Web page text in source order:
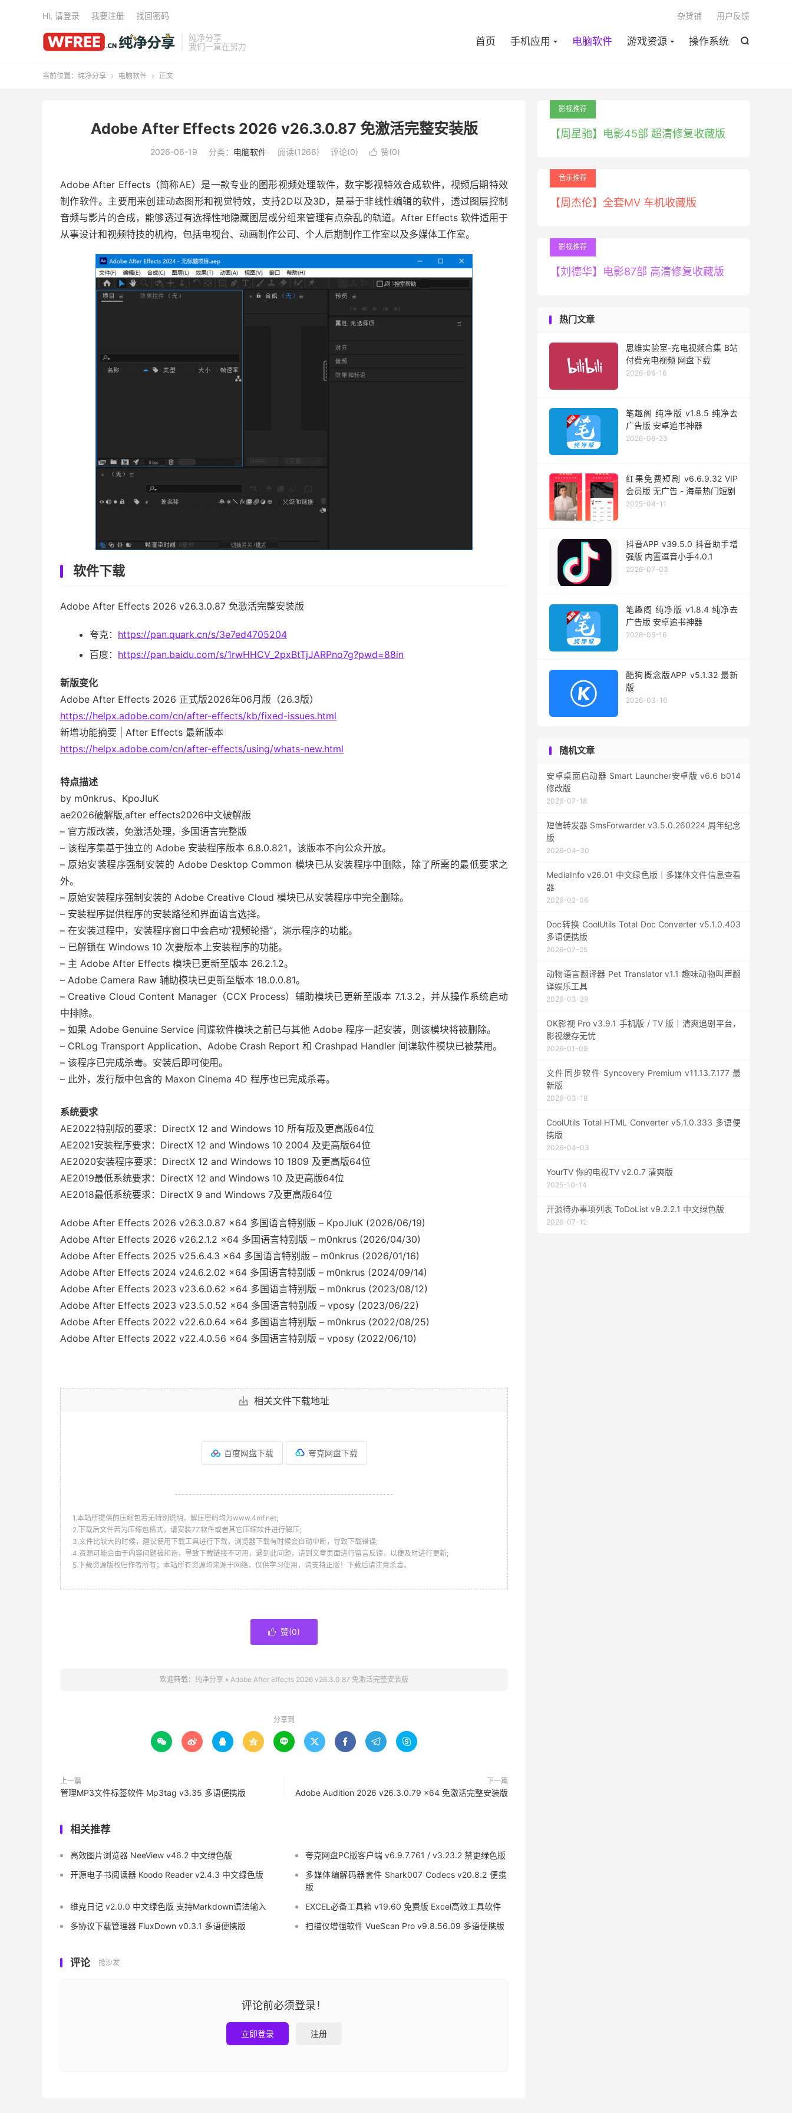
纯净分享
我们一直在努力

首页 手机应用 电脑软件 游戏资源 操作系统
杂货铺 用户反馈
Hi, 请登录 我要注册 找回密码
当前位置： 纯净分享  电脑软件  正文
Adobe After Effects 2026 v26.3.0.87 免激活完整安装版
2026-06-19 分类： 电脑软件 阅读(1266) 评论(0)  赞(0)
Adobe After Effects（简称AE）是一款专业的图形视频处理软件，数字影视特效合成软件，视频后期特效
制作软件。主要用来创建动态图形和视觉特效，支持2D以及3D，是基于非线性编辑的软件，透过图层控制
音频与影片的合成，能够透过有选择性地隐藏图层或分组来管理有点杂乱的轨道。After Effects 软件适用于
从事设计和视频特技的机构，包括电视台、动画制作公司、个人后期制作工作室以及多媒体工作室。
软件下载
Adobe After Effects 2026 v26.3.0.87 免激活完整安装版
夸克： https://pan.quark.cn/s/3e7ed4705204
百度： https://pan.baidu.com/s/1rwHHCV_2pxBtTjJARPno7g?pwd=88in
新版变化
Adobe After Effects 2026 正式版2026年06月版（26.3版）
https://helpx.adobe.com/cn/after-effects/kb/fixed-issues.html
新增功能摘要 | After Effects 最新版本
https://helpx.adobe.com/cn/after-effects/using/whats-new.html
特点描述
by m0nkrus、KpoJIuK
ae2026破解版,after effects2026中文破解版
– 官方版改装，免激活处理，多国语言完整版
– 该程序集基于独立的 Adob​​e 安装程序版本 6.8.0.821，该版本不向公众开放。
– 原始安装程序强制安装的 Adob​​e Desktop Common 模块已从安装程序中删除，除了所需的最低要求之
外。
– 原始安装程序强制安装的 Adob​​e Creative Cloud 模块已从安装程序中完全删除。
– 安装程序提供程序的安装路径和界面语言选择。
– 在安装过程中，安装程序窗口中会启动“视频轮播”，演示程序的功能。
– 已解锁在 Windows 10 次要版本上安装程序的功能。
– 主 Adob​​e After Effects 模块已更新至版本 26.2.1.2。
– Adob​​e Camera Raw 辅助模块已更新至版本 18.0.0.81。
– Creative Cloud Content Manager（CCX Process）辅助模块已更新至版本 7.1.3.2，并从操作系统启动
中排除。
– 如果 Adob​​e Genuine Service 间谍软件模块之前已与其他 Adob​​e 程序一起安装，则该模块将被删除。
– CRLog Transport Application、Adobe Crash Report 和 Crashpad Handler 间谍软件模块已被禁用。
– 该程序已完成杀毒。安装后即可使用。
– 此外，发行版中包含的 Maxon Cinema 4D 程序也已完成杀毒。
系统要求
AE2022特别版的要求：DirectX 12 and Windows 10 所有版及更高版64位
AE2021安装程序要求：DirectX 12 and Windows 10 2004 及更高版64位
AE2020安装程序要求：DirectX 12 and Windows 10 1809 及更高版64位
AE2019最低系统要求：DirectX 12 and Windows 10 及更高版64位
AE2018最低系统要求：DirectX 9 and Windows 7及更高版64位
Adobe After Effects 2026 v26.3.0.87 x64 多国语言特别版 – KpoJIuK (2026/06/19)
Adobe After Effects 2026 v26.2.1.2 x64 多国语言特别版 – m0nkrus (2026/04/30)
Adobe After Effects 2025 v25.6.4.3 x64 多国语言特别版 – m0nkrus (2026/01/16)
Adobe After Effects 2024 v24.6.2.02 x64 多国语言特别版 – m0nkrus (2024/09/14)
Adobe After Effects 2023 v23.6.0.62 x64 多国语言特别版 – m0nkrus (2023/08/12)
Adobe After Effects 2023 v23.5.0.52 x64 多国语言特别版 – vposy (2023/06/22)
Adobe After Effects 2022 v22.6.0.64 x64 多国语言特别版 – m0nkrus (2022/08/25)
Adobe After Effects 2022 v22.4.0.56 x64 多国语言特别版 – vposy (2022/06/10)
相关文件下载地址
百度网盘下载 夸克网盘下载
--------------------------------------------------------------
1.本站所提供的压缩包若无特别说明，解压密码均为www.4mf.net;
2.下载后文件若为压缩包格式，请安装7Z软件或者其它压缩软件进行解压;
3.文件比较大的时候，建议使用下载工具进行下载，浏览器下载有时候会自动中断，导致下载错误;
4.资源可能会由于内容问题被和谐，导致下载链接不可用，遇到此问题，请到文章页面进行留言反馈，以便及时进行更新;
5.下载资源版权归作者所有；本站所有资源均来源于网络，仅供学习使用，请支持正版！下载后请注意杀毒。
 赞(0)
欢迎转载： 纯净分享 » Adobe After Effects 2026 v26.3.0.87 免激活完整安装版
分享到
        
上一篇
管理MP3文件标签软件 Mp3tag v3.35 多语便携版
下一篇
Adobe Audition 2026 v26.3.0.79 x64 免激活完整安装版
相关推荐
高效图片浏览器 NeeView v46.2 中文绿色版
夸克网盘PC版客户端 v6.9.7.761 / v3.23.2 禁更绿色版
开源电子书阅读器 Koodo Reader v2.4.3 中文绿色版
多媒体编解码器套件 Shark007 Codecs v20.8.2 便携
版
维克日记 v2.0.0 中文绿色版 支持Markdown语法输入
EXCEL必备工具箱 v19.60 免费版 Excel高效工具软件
多协议下载管理器 FluxDown v0.3.1 多语便携版
扫描仪增强软件 VueScan Pro v9.8.56.09 多语便携版
评论 抢沙发
评论前必须登录！
立即登录 注册
影视推荐
【周星驰】电影45部 超清修复收藏版
音乐推荐
【周杰伦】全套MV 车机收藏版
影视推荐
【刘德华】电影87部 高清修复收藏版
热门文章
思维实验室-充电视频合集 B站
付费充电视频 网盘下载
2026-06-16
笔趣阁 纯净版 v1.8.5 纯净去
广告版 安卓追书神器
2026-06-23
红果免费短剧 v6.6.9.32 VIP
会员版 无广告 - 海量热门短剧
2025-04-11
抖音APP v39.5.0 抖音助手增
强版 内置逗音小手4.0.1
2026-07-03
笔趣阁 纯净版 v1.8.4 纯净去
广告版 安卓追书神器
2026-05-16
酷狗概念版APP v5.1.32 最新
版
2026-03-16
随机文章
安卓桌面启动器 Smart Launcher安卓版 v6.6 b014
修改版
2026-07-18
短信转发器 SmsForwarder v3.5.0.260224 周年纪念
版
2026-04-30
MediaInfo v26.01 中文绿色版｜多媒体文件信息查看
器
2026-02-06
Doc转换 CoolUtils Total Doc Converter v5.1.0.403
多语便携版
2026-07-25
动物语言翻译器 Pet Translator v1.1 趣味动物叫声翻
译娱乐工具
2026-03-29
OK影视 Pro v3.9.1 手机版 / TV 版｜清爽追剧平台，
影视缓存无忧
2026-01-09
文件同步软件 Syncovery Premium v11.13.7.177 最
新版
2026-03-18
CoolUtils Total HTML Converter v5.1.0.333 多语便
携版
2026-04-03
YourTV 你的电视TV v2.0.7 清爽版
2025-10-14
开源待办事项列表 ToDoList v9.2.2.1 中文绿色版
2026-07-12